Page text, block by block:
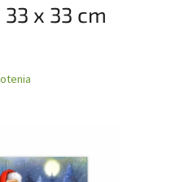
x 33 cm